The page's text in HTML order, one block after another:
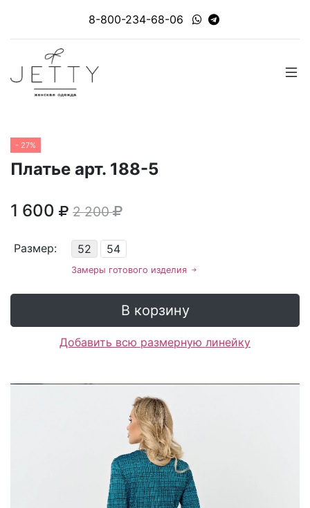
8-800-234-68-06
- 27%
Платье арт. 188-5
1 600 2 200
Размер: 52 54
Замеры готового изделия
В корзину
Добавить всю размерную линейку